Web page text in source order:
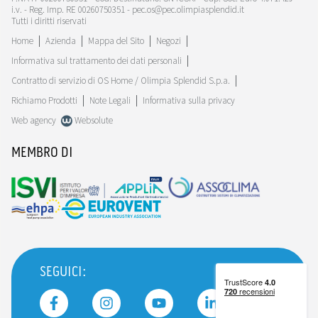
i.v. - Reg. Imp. RE 00260750351 - pec.os@pec.olimpiasplendid.it
Tutti i diritti riservati
Home
Azienda Mappa del Sito
Negozi
Informativa sul trattamento dei dati personali
Contratto di servizio di OS Home / Olimpia Splendid S.p.a.
Richiamo Prodotti
Note Legali
Informativa sulla privacy
Web agency
Websolute
MEMBRO DI
SEGUICI: